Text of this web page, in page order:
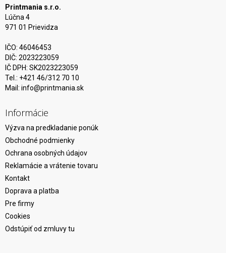
Printmania s.r.o.
Lúčna 4
971 01 Prievidza
IČO: 46046453
DIČ: 2023223059
IČ DPH: SK2023223059
Tel.: +421 46/312 70 10
Mail: info@printmania.sk
Informácie
Výzva na predkladanie ponúk
Obchodné podmienky
Ochrana osobných údajov
Reklamácie a vrátenie tovaru
Kontakt
Doprava a platba
Pre firmy
Cookies
Odstúpiť od zmluvy tu